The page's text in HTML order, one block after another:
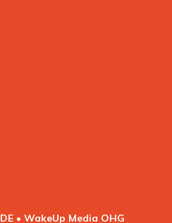
• WakeUp Media OHG